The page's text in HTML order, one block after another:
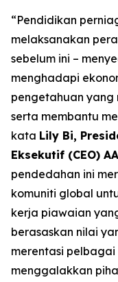
“Pendidikan
melaksanakan
sebelum ini –
menghadapi
pengetahuan yang
serta membantu
kata Lily Bi,
Eksekutif (CEO)
pendedahan ini
komuniti global
kerja piawaian
berasaskan nilai
merentasi pelbagai
menggalakkan